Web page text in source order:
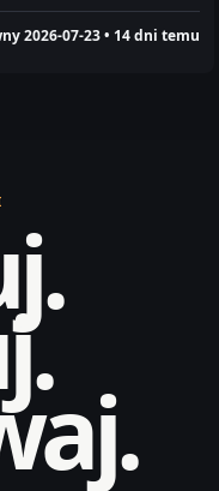
2026-07-23 • 14 dni temu